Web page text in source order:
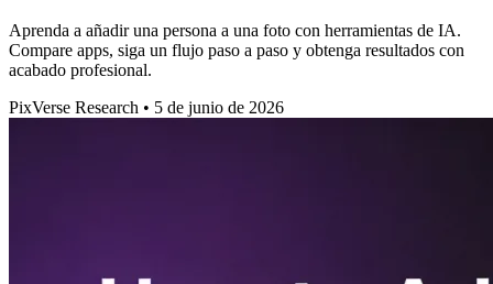
Aprenda a añadir una persona a una foto con herramientas de IA.
Compare apps, siga un flujo paso a paso y obtenga resultados con
acabado profesional.
PixVerse Research • 5 de junio de 2026